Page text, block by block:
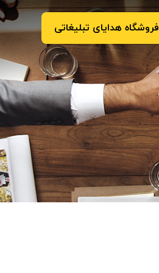
فروشگاه هدایای تبلیغاتی